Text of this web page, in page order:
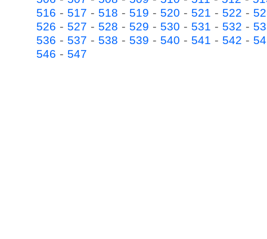
516 - 517 - 518 - 519 - 520 - 521 - 522 -
526 - 527 - 528 - 529 - 530 - 531 - 532 -
536 - 537 - 538 - 539 - 540 - 541 - 542 -
546 - 547